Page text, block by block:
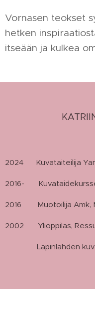
Vornasen teokset
hetken
itseään ja kulkea
2024 Kuvataiteilija
2016-
2016 Muotoilija Amk,
2002 Ylioppilas,
Lapinlahden